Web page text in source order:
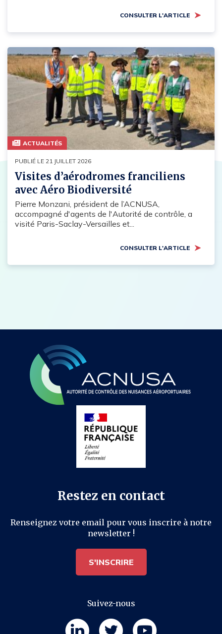
CONSULTER L'ARTICLE
ACTUALITÉS
PUBLIÉ LE 21 JUILLET 2026
Visites d’aérodromes franciliens
avec Aéro Biodiversité
Pierre Monzani, président de l’ACNUSA,
accompagné d'agents de l'Autorité de contrôle, a
visité Paris-Saclay-Versailles et...
CONSULTER L'ARTICLE
Restez en contact
Renseignez votre email pour vous inscrire à notre
newsletter !
S'INSCRIRE
Suivez-nous